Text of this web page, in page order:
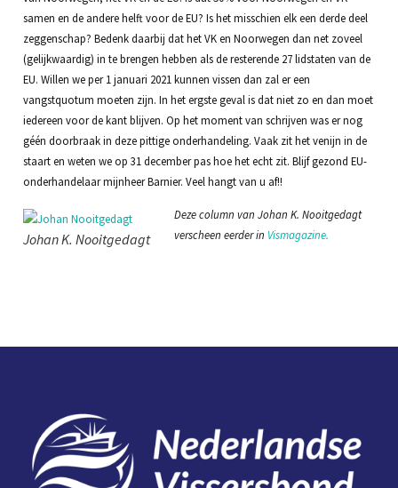
samen en de andere helft voor de EU? Is het misschien elk een derde deel
zeggenschap? Bedenk daarbij dat het VK en Noorwegen dan net zoveel
(gelijkwaardig) in te brengen hebben als de resterende 27 lidstaten van de
EU. Willen we per 1 januari 2021 kunnen vissen dan zal er een
vangstquotum moeten zijn. In het ergste geval is dat niet zo en dan moet
iedereen voor de kant blijven. Op het moment van schrijven was er nog
géén doorbraak in deze pittige onderhandeling. Vaak zit het venijn in de
staart en weten we op 31 december pas hoe het echt zit. Blijf gezond EU-
onderhandelaar mijnheer Barnier. Veel hangt van u af!!
Johan K. Nooitgedagt
Deze column van Johan K. Nooitgedagt
verscheen eerder in Vismagazine.